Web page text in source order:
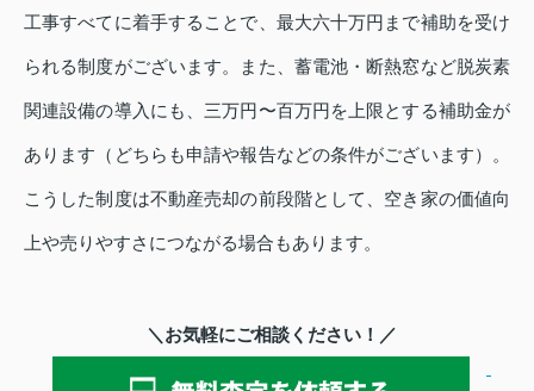
工事すべてに着手することで、最大六十万円まで補助を受け
られる制度がございます。また、蓄電池・断熱窓など脱炭素
関連設備の導入にも、三万円〜百万円を上限とする補助金が
あります（どちらも申請や報告などの条件がございます）。
こうした制度は不動産売却の前段階として、空き家の価値向
上や売りやすさにつながる場合もあります。
＼お気軽にご相談ください！／